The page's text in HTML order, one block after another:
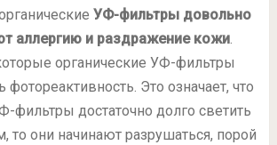
УФ-фильтры довольно
аллергию и раздражение кожи.
органические УФ-фильтры
фотореактивность. Это означает, что
фильтры достаточно долго светить
то они начинают разрушаться, порой